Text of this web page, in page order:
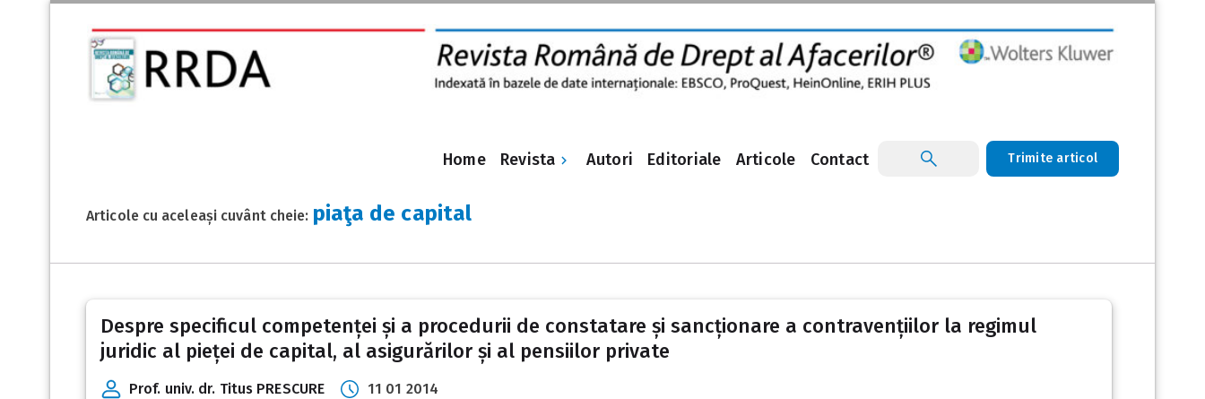
Home Revista Autori Editoriale Articole Contact Trimite articol
Articole cu aceleași cuvânt cheie: piaţa de capital
Despre specificul competenței și a procedurii de constatare și sancționare a contravențiilor la regimul
juridic al pieței de capital, al asigurărilor și al pensiilor private
Prof. univ. dr. Titus PRESCURE 11 01 2014